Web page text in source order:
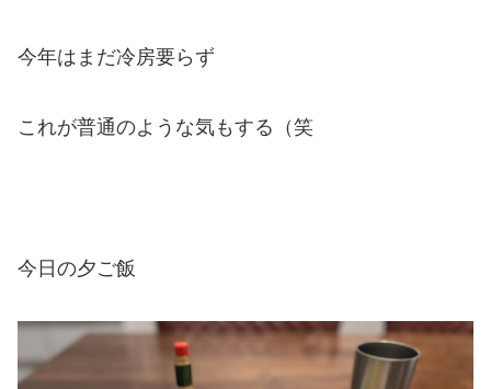
今年はまだ冷房要らず
これが普通のような気もする（笑
今日の夕ご飯